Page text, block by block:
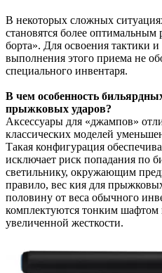
В некоторых сложных
становятся более
борта». Для освоения тактики
выполнения этого приема не
специального инвентаря.
В чем особенность
прыжковых ударов?
Аксессуары для «джампов»
классических моделей
Такая конфигурация
исключает риск попадания по
светильнику, окружающим
правило, вес кия для
половину от веса обычного
комплектуются тонким шафтом
увеличенной жесткости.